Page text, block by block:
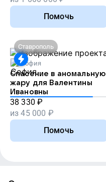
Помочь
Ставрополь
София
Спасение в аномальную
жару для Валентины
Ивановны
38 330 ₽
из45 000 ₽
Помочь